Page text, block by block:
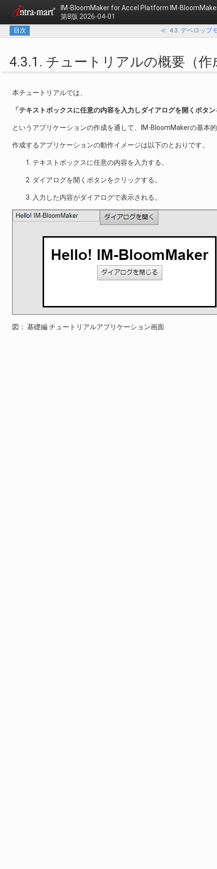
IM-BloomMaker for Accel Platform IM-
第8版 2026-04-01
目次 ≪ 4.3. デベロップ
4.3.1. チュートリアルの概要（
本チュートリアルでは、
「テキストボックスに任意の内容を入力しダイアログを開くボタ
というアプリケーションの作成を通して、IM-BloomMakerの基本
作成するアプリケーションの動作イメージは以下のとおりです。
テキストボックスに任意の内容を入力する。
ダイアログを開くボタンをクリックする。
入力した内容がダイアログで表示される。
図： 基礎編 チュートリアルアプリケーション画面